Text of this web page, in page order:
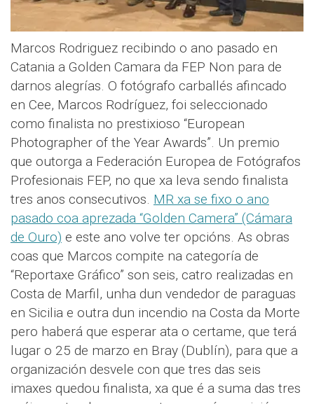
Marcos Rodriguez recibindo o ano pasado en
Catania a Golden Camara da FEP Non para de
darnos alegrías. O fotógrafo carballés afincado
en Cee, Marcos Rodríguez, foi seleccionado
como finalista no prestixioso “European
Photographer of the Year Awards”. Un premio
que outorga a Federación Europea de Fotógrafos
Profesionais FEP, no que xa leva sendo finalista
tres anos consecutivos. MR xa se fixo o ano
pasado coa aprezada “Golden Camera” (Cámara
de Ouro) e este ano volve ter opcións. As obras
coas que Marcos compite na categoría de
“Reportaxe Gráfico” son seis, catro realizadas en
Costa de Marfil, unha dun vendedor de paraguas
en Sicilia e outra dun incendio na Costa da Morte
pero haberá que esperar ata o certame, que terá
lugar o 25 de marzo en Bray (Dublín), para que a
organización desvele con que tres das seis
imaxes quedou finalista, xa que é a suma das tres